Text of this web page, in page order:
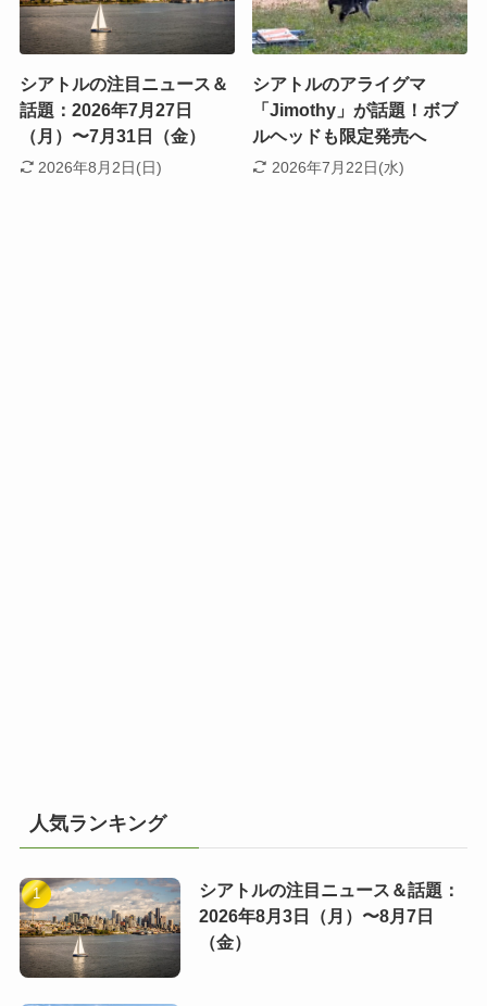
シアトルの注目ニュース＆
話題：2026年7月27日
（月）〜7月31日（金）
2026年8月2日(日)
シアトルのアライグマ
「Jimothy」が話題！ボブ
ルヘッドも限定発売へ
2026年7月22日(水)
人気ランキング
シアトルの注目ニュース＆話題：
2026年8月3日（月）〜8月7日
（金）